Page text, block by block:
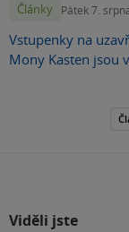
Články Pátek 7.
Vstupenky na
Mony Kasten jsou
Viděli jste